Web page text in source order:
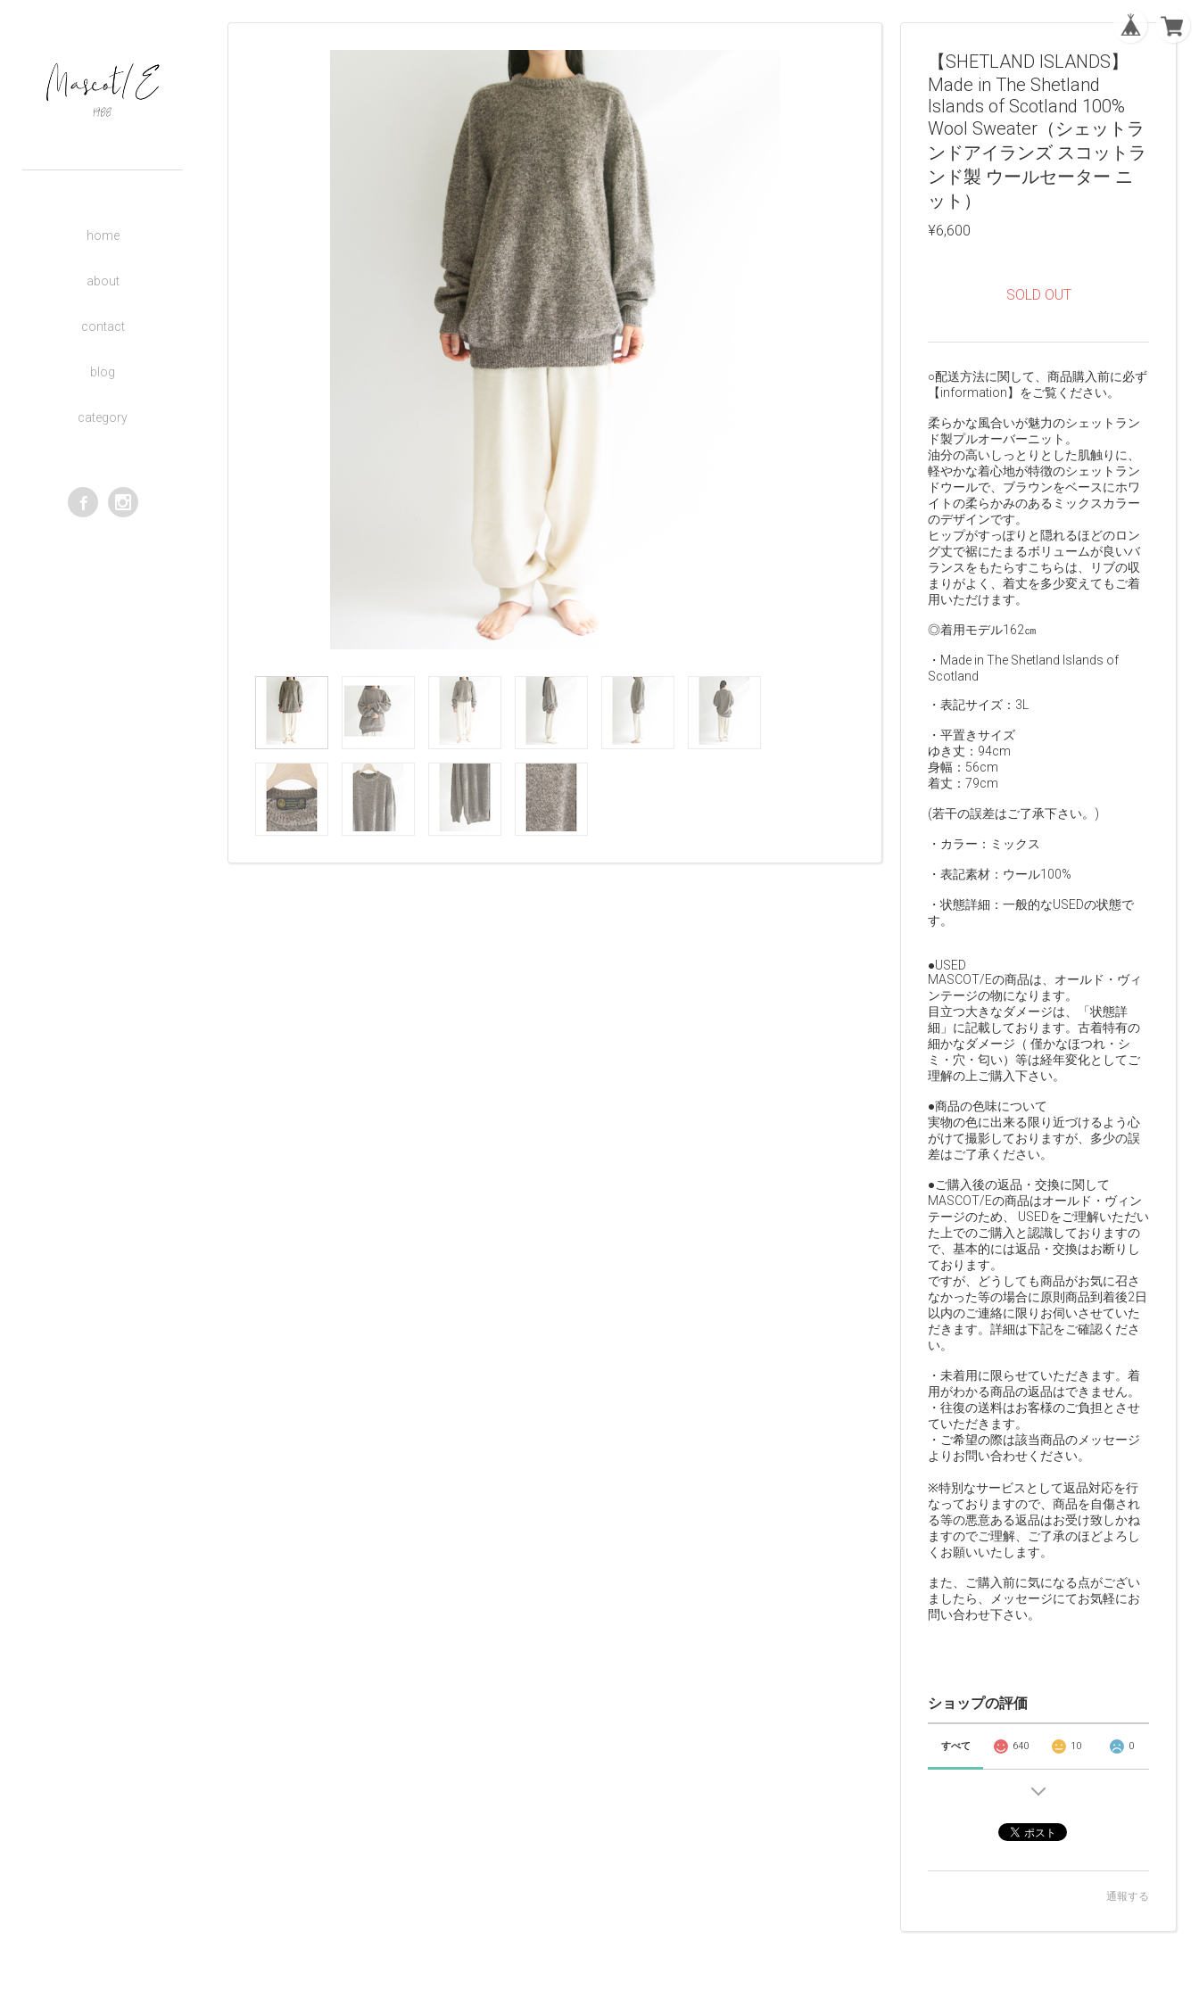
home
about
contact
blog
category
【SHETLAND ISLANDS】
Made in The Shetland
Islands of Scotland 100%
Wool Sweater（シェットラ
ンドアイランズ スコットラ
ンド製 ウールセーター ニ
ット）
¥6,600
SOLD OUT
○配送方法に関して、商品購入前に必ず
【information】をご覧ください。
柔らかな風合いが魅力のシェットラン
ド製プルオーバーニット。
油分の高いしっとりとした肌触りに、
軽やかな着心地が特徴のシェットラン
ドウールで、ブラウンをベースにホワ
イトの柔らかみのあるミックスカラー
のデザインです。
ヒップがすっぽりと隠れるほどのロン
グ丈で裾にたまるボリュームが良いバ
ランスをもたらすこちらは、リブの収
まりがよく、着丈を多少変えてもご着
用いただけます。
◎着用モデル162㎝
・Made in The Shetland Islands of
Scotland
・表記サイズ：3L
・平置きサイズ
ゆき丈：94cm
身幅：56cm
着丈：79cm
(若干の誤差はご了承下さい。)
・カラー：ミックス
・表記素材：ウール100%
・状態詳細：一般的なUSEDの状態で
す。
●USED
MASCOT/Eの商品は、オールド・ヴィ
ンテージの物になります。
目立つ大きなダメージは、「状態詳
細」に記載しております。古着特有の
細かなダメージ（ 僅かなほつれ・シ
ミ・穴・匂い）等は経年変化としてご
理解の上ご購入下さい。
●商品の色味について
実物の色に出来る限り近づけるよう心
がけて撮影しておりますが、多少の誤
差はご了承ください。
●ご購入後の返品・交換に関して
MASCOT/Eの商品はオールド・ヴィン
テージのため、 USEDをご理解いただい
た上でのご購入と認識しておりますの
で、基本的には返品・交換はお断りし
ております。
ですが、どうしても商品がお気に召さ
なかった等の場合に原則商品到着後2日
以内のご連絡に限りお伺いさせていた
だきます。詳細は下記をご確認くださ
い。
・未着用に限らせていただきます。着
用がわかる商品の返品はできません。
・往復の送料はお客様のご負担とさせ
ていただきます。
・ご希望の際は該当商品のメッセージ
よりお問い合わせください。
※特別なサービスとして返品対応を行
なっておりますので、商品を自傷され
る等の悪意ある返品はお受け致しかね
ますのでご理解、ご了承のほどよろし
くお願いいたします。
また、ご購入前に気になる点がござい
ましたら、メッセージにてお気軽にお
問い合わせ下さい。
ショップの評価
すべて 640 10 0
通報する